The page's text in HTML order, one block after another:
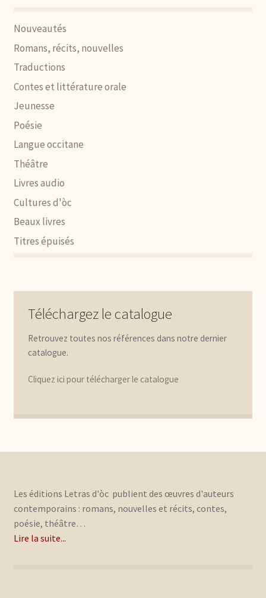
Nouveautés
Romans, récits, nouvelles
Traductions
Contes et littérature orale
Jeunesse
Poésie
Langue occitane
Théâtre
Livres audio
Cultures d'òc
Beaux livres
Titres épuisés
Téléchargez le catalogue
Retrouvez toutes nos références dans notre dernier
catalogue.
Cliquez ici pour télécharger le catalogue
Les éditions Letras d'òc publient des œuvres d'auteurs
contemporains : romans, nouvelles et récits, contes,
poésie, théâtre…
Lire la suite...